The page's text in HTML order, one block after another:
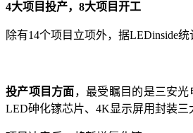
4大项目投产，8大项目开工
除有14个项目立项外，据LEDinside
投产项目方面，最受瞩目的是三安
LED砷化镓芯片、4K显示屏用封装三